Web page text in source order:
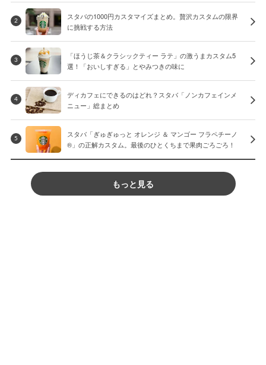
2
スタバの1000円カスタマイズまとめ。贅沢カスタムの限界
に挑戦する方法
3
「ほうじ茶＆クラシックティー ラテ」の激うまカスタム5
選！「おいしすぎる」とやみつきの味に
4
ディカフェにできるのはどれ？スタバ「ノンカフェインメ
ニュー」総まとめ
5
スタバ「ぎゅぎゅっと オレンジ ＆ マンゴー フラペチーノ
®」の正解カスタム。最後のひとくちまで果肉ごろごろ！
もっと見る